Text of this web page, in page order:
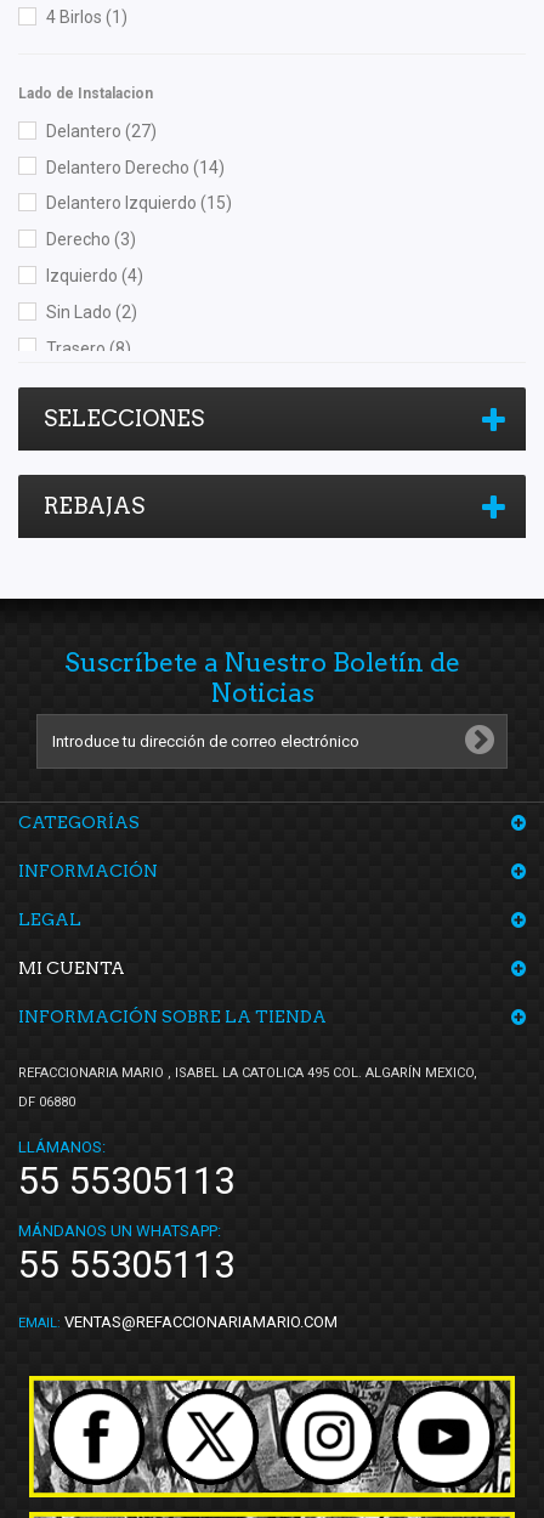
MOTORFIL
Totalparts(4)
Unicar(2)
4 Birlos (1)
Lado de Instalacion
Delantero (27)
Delantero Derecho (14)
Delantero Izquierdo (15)
Derecho (3)
Izquierdo (4)
Sin Lado (2)
Trasero (8)
Trasero Derecho(1)
Trasero Izquierdo(1)
SELECCIONES
REBAJAS
Suscríbete a Nuestro Boletín de
Noticias
CATEGORÍAS
INFORMACIÓN
LEGAL
MI CUENTA
INFORMACIÓN SOBRE LA TIENDA
REFACCIONARIA MARIO , ISABEL LA CATOLICA 495 COL. ALGARÍN MEXICO,
DF 06880
LLÁMANOS:
55 55305113
MÁNDANOS UN WHATSAPP:
55 55305113
EMAIL: VENTAS@REFACCIONARIAMARIO.COM